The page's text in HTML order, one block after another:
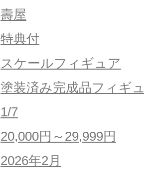
壽屋
特典付
スケールフィギュア
塗装済み完成品フィギ
1/7
20,000円～29,999円
2026年2月